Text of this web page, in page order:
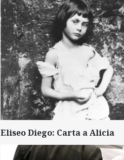
Eliseo Diego: Carta a Alicia